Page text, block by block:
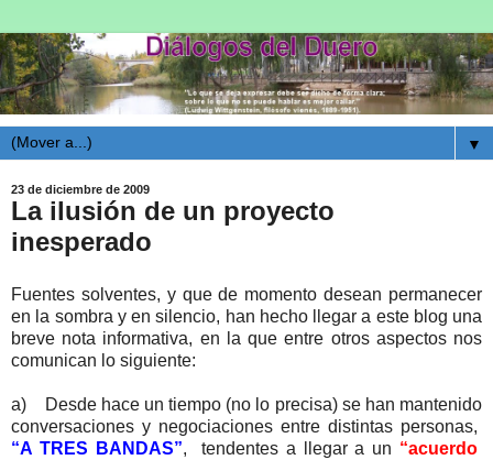
▼
23 de diciembre de 2009
La ilusión de un proyecto
inesperado
Fuentes solventes, y que de momento desean permanecer
en la sombra y en silencio, han hecho llegar a este blog una
breve nota informativa, en la que entre otros aspectos nos
comunican lo siguiente:
a) Desde hace un tiempo (no lo precisa) se han mantenido
conversaciones y negociaciones entre distintas personas,
“A TRES BANDAS”, tendentes a llegar a un “acuerdo